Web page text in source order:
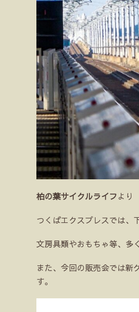
柏の葉サイクルライフ より
つくばエクスプレスでは、
文房具類やおもちゃ等、多
また、今回の販売会では新
す。